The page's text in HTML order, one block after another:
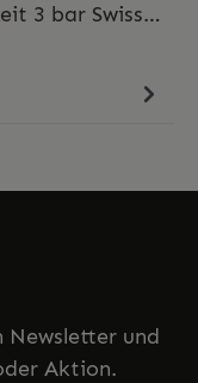
3 bar Swiss…
Newsletter und
Aktion.